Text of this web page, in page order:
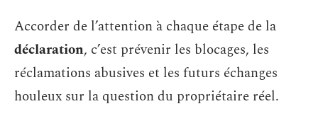
Accorder de l’attention à chaque étape de la
déclaration, c’est prévenir les blocages, les
réclamations abusives et les futurs échanges
houleux sur la question du propriétaire réel.